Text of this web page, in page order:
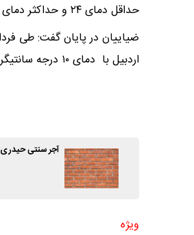
حداقل دمای ۲۴ و حداکثر دمای ۳۶ درجه سانتیگراد پیش‌بینی می‌شود.
اردبیل با دمای ۱۰ درجه سانتیگراد سردترین مراکز استان‌ کشور هستند.
آجر سنتی حیدری 3 نسل در کنار ایرانیان
ویژه